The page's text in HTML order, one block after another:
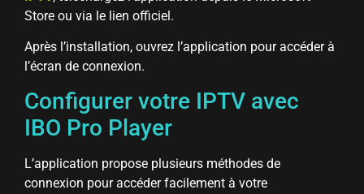
Store ou via le lien officiel.
Après l’installation, ouvrez l’application pour accéder à
l’écran de connexion.
Configurer votre IPTV avec
IBO Pro Player
L’application propose plusieurs méthodes de
connexion pour accéder facilement à votre